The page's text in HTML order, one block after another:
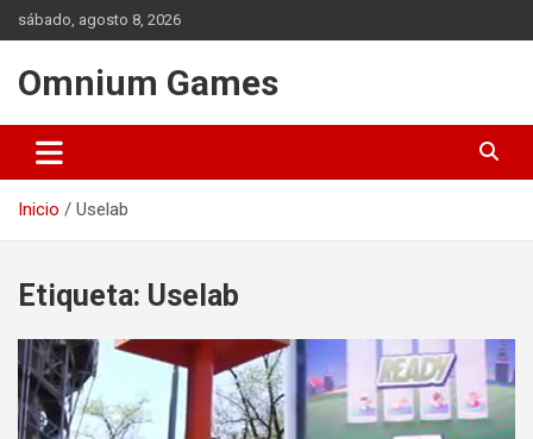
Saltar
al
sábado, agosto 8, 2026
Omnium Games
Inicio Uselab
Etiqueta: Uselab